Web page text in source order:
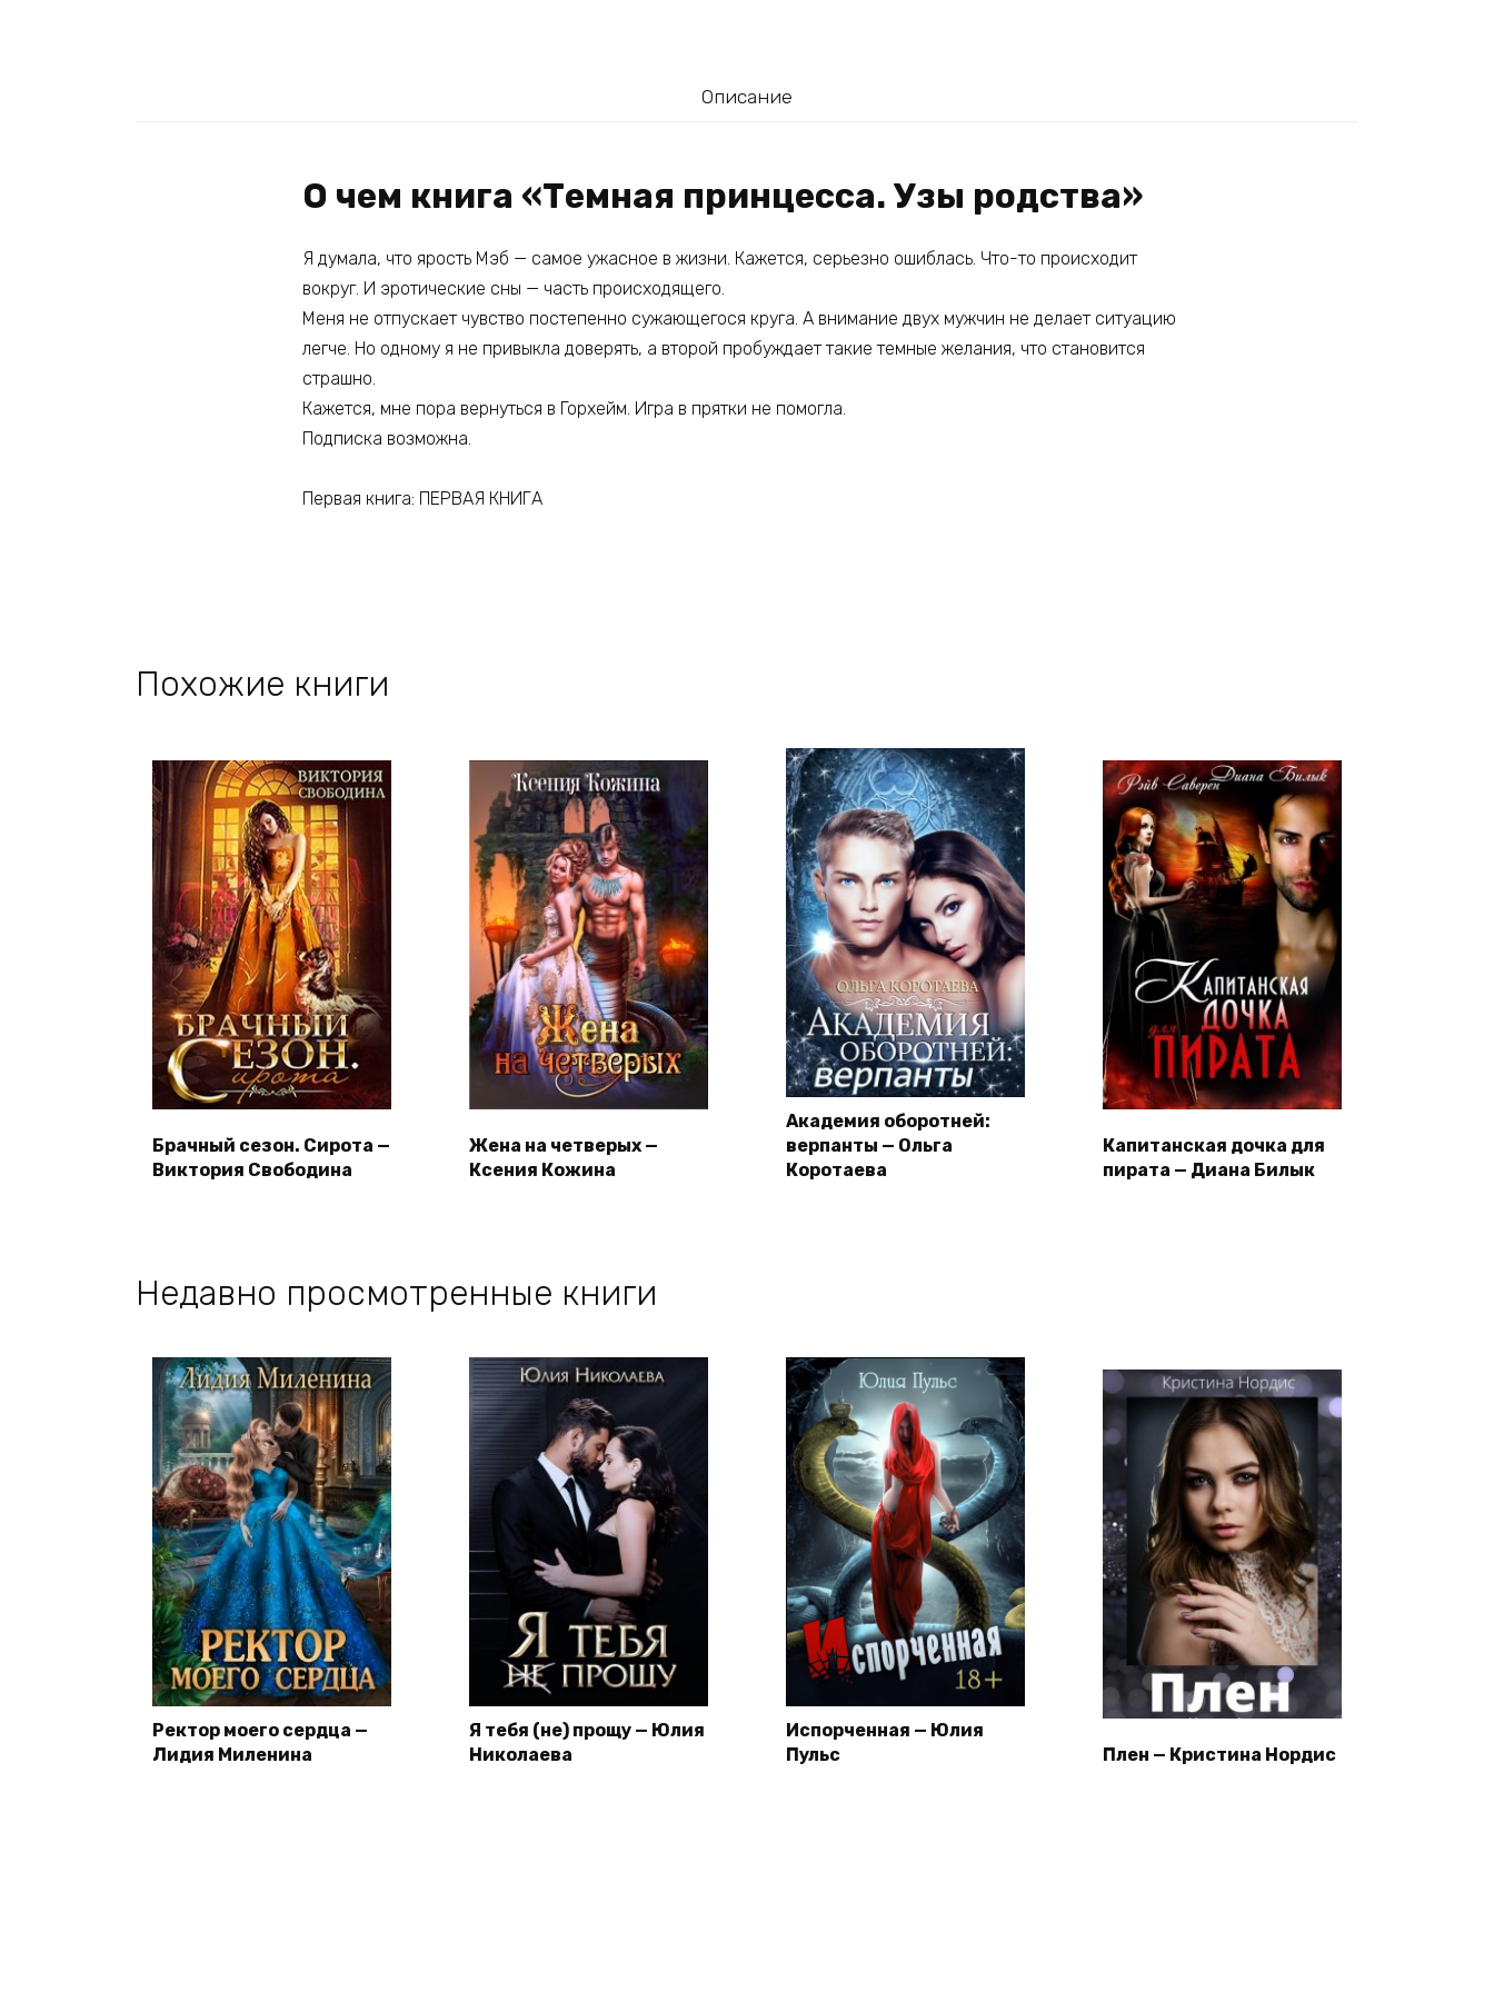
Описание
О чем книга «Темная принцесса. Узы родства»
Я думала, что ярость Мэб — самое ужасное в жизни. Кажется, серьезно ошиблась. Что-то происходит
вокруг. И эротические сны — часть происходящего.
Меня не отпускает чувство постепенно сужающегося круга. А внимание двух мужчин не делает ситуацию
легче. Но одному я не привыкла доверять, а второй пробуждает такие темные желания, что становится
страшно.
Кажется, мне пора вернуться в Горхейм. Игра в прятки не помогла.
Подписка возможна.
Первая книга: ПЕРВАЯ КНИГА
Похожие книги
Брачный сезон. Сирота —
Виктория Свободина
Жена на четверых —
Ксения Кожина
Академия оборотней:
верпанты — Ольга
Коротаева
Капитанская дочка для
пирата — Диана Билык
Недавно просмотренные книги
Ректор моего сердца —
Лидия Миленина
Я тебя (не) прощу — Юлия
Николаева
Испорченная — Юлия
Пульс
Плен — Кристина Нордис